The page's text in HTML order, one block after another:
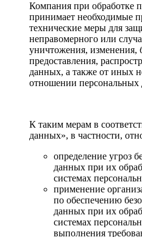
Компания при обработке
принимает необходимые
технические меры для
неправомерного или
уничтожения, изменения,
предоставления,
данных, а также от иных
отношении персональных
К таким мерам в
данных», в частности,
определение угроз
данных при их
системах
применение
по обеспечению
данных при их
системах
выполнения